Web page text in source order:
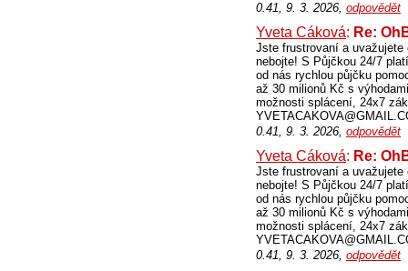
0.41, 9. 3. 2026, odpovědět
Yveta Cáková: Re:
Jste frustrovaní a uvažujete
nebojte! S Půjčkou 24/7
od nás rychlou půjčku
až 30 milionů Kč s
možnosti splácení, 24x7
0.41, 9. 3. 2026, odpovědět
Yveta Cáková: Re:
Jste frustrovaní a uvažujete
nebojte! S Půjčkou 24/7
od nás rychlou půjčku
až 30 milionů Kč s
možnosti splácení, 24x7
0.41, 9. 3. 2026, odpovědět